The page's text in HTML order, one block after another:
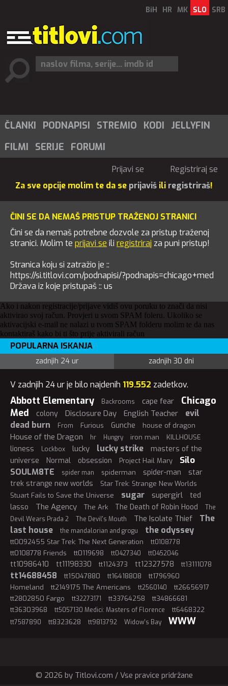
BiH HR MK SLO SRB
ČLANKI PODNAPISI STREMIO KODI
JELLYFIN
FILMI
SERIJE FORUMI
Prijavi se
Registriraj se
Za sve opcije molim te da se prijaviš ili registriraš!
ČINI SE DA NEMAŠ PRISTUP TRAŽENOJ STRANICI
Čini se da nemaš potrebne dozvole za pristup traženoj
stranici. Molim te prijavi se ili registriraj za puni pristup!
Stranica koju si zatražio je ::
https://si.titlovi.com/podnapisi/?podnapis=chicago+med
Država iz koje pristupaš :: us
Ako i nakon registracije/prijave vidiš ovu poruku to znači da nisi
aktivirao svoj račun. Provjeri u svom SPAM foleru. Ukoliko se
aktivacijski e-mail ne nalazi u tvom SPAM folderu molim te da nas
kontaktiraš kako bi ti što prije aktivirali račun
POPULARNA ISKANJA
zadnjih 24 ur zadnjih 30 dni
V zadnjih 24 ur je bilo najdenih 119.552 zadetkov.
Abbott Elementary Backrooms cape fear
Chicago
Med
colony Disclosure Day English Teacher
evil
dead burn
From Furious Gunche house of dragon
House of the Dragon hr Hungry iron man KILLHOUSE
lioness Lockbox lucky lucky strike
masters of the
universe
Normal obsession Project Hail Mary Silo
SOULM8TE spider man spiderman spider-man
star
trek strange new worlds
Star Trek: Strange New Worlds
Stuart Fails to Save the Universe
sugar supergirl
ted
lasso
The Agency The Ark The Death of Robin Hood
The
Devil Wears Prada 2
The Devil's Mouth The Isolate Thief
The
last house
the mandalorian and grogu the odyssey
tt0092455 Star Trek: The Next Generation tt0108778
tt0108778 Friends tt0119698 tt0427340 tt0452046
tt10986410 tt11198330 tt1124373 tt12327578 tt13111078
tt14688458 tt15047880 tt16418808
tt1796960
Homeland
tt2149175 The Americans tt2560140
tt26656917
tt2802850 Fargo
tt32273171 tt33764258
tt34866681
tt36303968
tt5057130 Medici: Masters of Florence tt6468322
tt7587890 tt8323628 tt9813792 Widow's Bay WWW
© 2026 by Titlovi.com / Vse pravice pridržane